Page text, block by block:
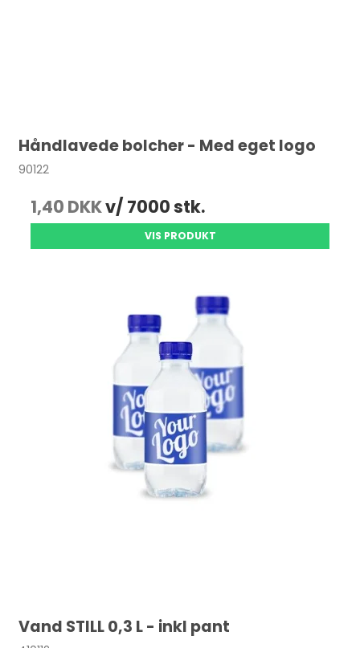
Håndlavede bolcher - Med eget logo
90122
1,40 DKKv/ 7000 stk.
VIS PRODUKT
Vand STILL 0,3 L - inkl pant